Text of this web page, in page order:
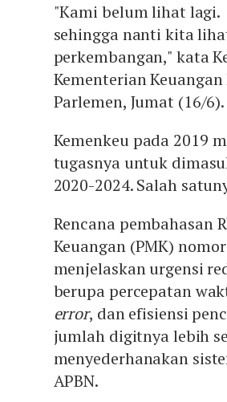
"Kami belum lihat lagi.
sehingga nanti kita
perkembangan," kata
Kementerian
Parlemen, Jumat (16/6).
Kemenkeu pada 2019
tugasnya untuk
2020-2024. Salah
Rencana pembahasan
Keuangan (PMK)
menjelaskan urgensi
berupa percepatan
error, dan efisiensi
jumlah digitnya lebih
menyederhanakan
APBN.